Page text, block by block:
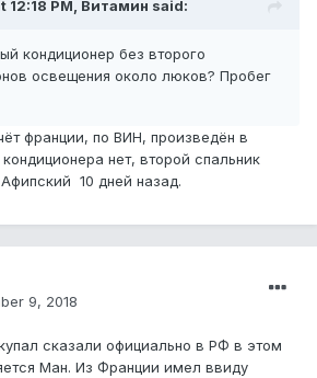
12:18 PM, Витамин said:
кондиционер без второго
освещения около люков? Пробег
франции, по ВИН, произведён в
нет, второй спальник
10 дней назад.
9, 2018
сказали официально в РФ в этом
Ман. Из Франции имел ввиду